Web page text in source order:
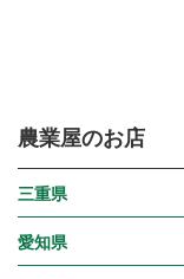
農業屋のお店
三重県
愛知県